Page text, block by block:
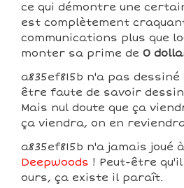
ce qui démontre une
est complètement
communications plus que
monter sa prime de 0
a835ef815b n'a pas dessiné
être faute de savoir
Mais nul doute que ça
ça viendra, on en
a835ef815b n'a jamais joué à
Deepwoods ! Peut-être
ours, ça existe il paraît.